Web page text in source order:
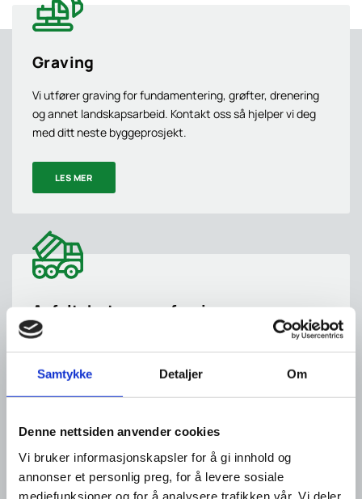
Samtykke Detaljer Om
Denne nettsiden anvender cookies
Vi bruker informasjonskapsler for å gi innhold og
annonser et personlig preg, for å levere sosiale
mediefunksjoner og for å analysere trafikken vår. Vi deler
Graving
Vi utfører graving for fundamentering, grøfter, drenering
og annet landskapsarbeid. Kontakt oss så hjelper vi deg
med ditt neste byggeprosjekt.
LES MER
Asfalt, betong og fresing
Vi leverer høykvalitets asfalt- og betongarbeid. Fra fresing
varige resultater.
LES MER